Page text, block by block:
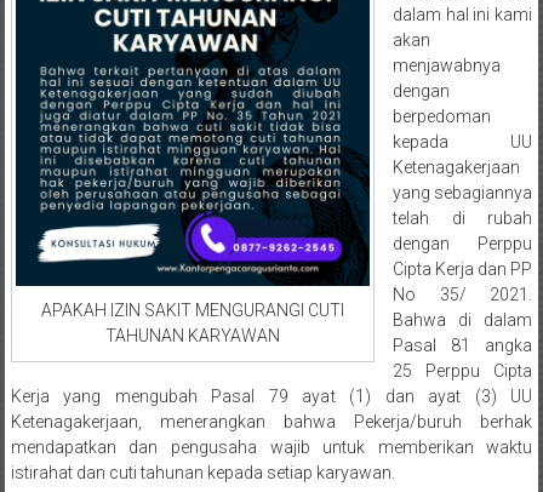
Karawang/
Barat/
Lampung
Timur/Lampung/
Jambi/
Bengkulu/
Medan/
Aceh/
Solok/
Selatan/Padang
barat/
Padang
Utara/
Kota
APAKAH IZIN SAKIT MENGURANGI CUTI
TAHUNAN KARYAWAN
dalam hal ini kami
akan
menjawabnya
dengan
berpedoman
kepada UU
Ketenagakerjaan
yang sebagiannya
telah di rubah
dengan Perppu
Cipta Kerja dan PP
No 35/ 2021.
Bahwa di dalam
Pasal 81 angka
25 Perppu Cipta
Kerja yang mengubah Pasal 79 ayat (1) dan ayat (3) UU
Ketenagakerjaan, menerangkan bahwa Pekerja/buruh berhak
mendapatkan dan pengusaha wajib untuk memberikan waktu
istirahat dan cuti tahunan kepada setiap karyawan.